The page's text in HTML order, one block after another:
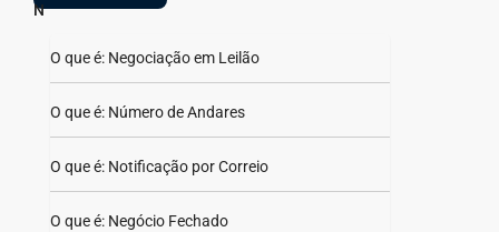
N
O que é: Negociação em Leilão
O que é: Número de Andares
O que é: Notificação por Correio
O que é: Negócio Fechado